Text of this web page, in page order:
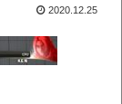
2020.12.25